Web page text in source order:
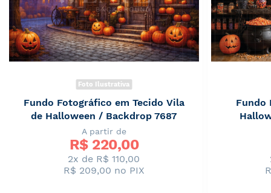
Foto Ilustrativa
Fundo Fotográfico em Tecido Vila
de Halloween / Backdrop 7687
A partir de
R$ 220,00
2x de R$ 110,00
R$ 209,00 no PIX
Fundo